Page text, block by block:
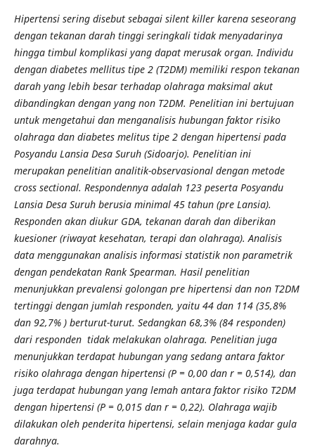
Hipertensi sering disebut sebagai silent killer karena seseorang
dengan tekanan darah tinggi seringkali tidak menyadarinya
hingga timbul komplikasi yang dapat merusak organ. Individu
dengan diabetes mellitus tipe 2 (T2DM) memiliki respon tekanan
darah yang lebih besar terhadap olahraga maksimal akut
dibandingkan dengan yang non T2DM. Penelitian ini bertujuan
untuk mengetahui dan menganalisis hubungan faktor risiko
olahraga dan diabetes melitus tipe 2 dengan hipertensi pada
Posyandu Lansia Desa Suruh (Sidoarjo). Penelitian ini
merupakan penelitian analitik-observasional dengan metode
cross sectional. Respondennya adalah 123 peserta Posyandu
Lansia Desa Suruh berusia minimal 45 tahun (pre Lansia).
Responden akan diukur GDA, tekanan darah dan diberikan
kuesioner (riwayat kesehatan, terapi dan olahraga). Analisis
data menggunakan analisis informasi statistik non parametrik
dengan pendekatan Rank Spearman. Hasil penelitian
menunjukkan prevalensi golongan pre hipertensi dan non T2DM
tertinggi dengan jumlah responden, yaitu 44 dan 114 (35,8%
dan 92,7% ) berturut-turut. Sedangkan 68,3% (84responden)
dari responden tidak melakukan olahraga. Penelitian juga
menunjukkan terdapat hubungan yang sedang antara faktor
risiko olahraga dengan hipertensi (P = 0,00 dan r = 0,514), dan
juga terdapat hubungan yang lemah antara faktor risiko T2DM
dengan hipertensi (P = 0,015 dan r = 0,22). Olahraga wajib
dilakukan oleh penderita hipertensi, selain menjaga kadar gula
darahnya.